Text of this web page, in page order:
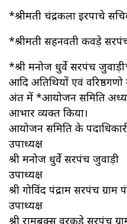
*श्रीमती चंद्रकला इरपाचे
*श्रीमती सहनवती कवड़े
*श्री मनोज धुर्वे सरपंच
आदि अतिथियों एवं
अंत में *आयोजन समिति
आभार व्यक्त किया।
आयोजन समिति के
उपाध्यक्ष
श्री मनोज धुर्वे सरपंच जुवाड़ी
उपाध्यक्ष
श्री गोविंद पंद्राम सरपंच ग्राम
उपाध्यक्ष
श्री रामबक्स वरकडे सरपंच